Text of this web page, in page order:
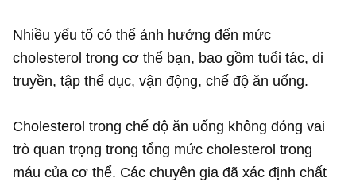
Nhiều yếu tố có thể ảnh hưởng đến mức
cholesterol trong cơ thể bạn, bao gồm tuổi tác, di
truyền, tập thể dục, vận động, chế độ ăn uống.
Cholesterol trong chế độ ăn uống không đóng vai
trò quan trọng trong tổng mức cholesterol trong
máu của cơ thể. Các chuyên gia đã xác định chất